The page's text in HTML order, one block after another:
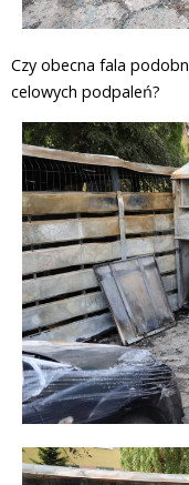
Czy obecna fala
celowych podpaleń?